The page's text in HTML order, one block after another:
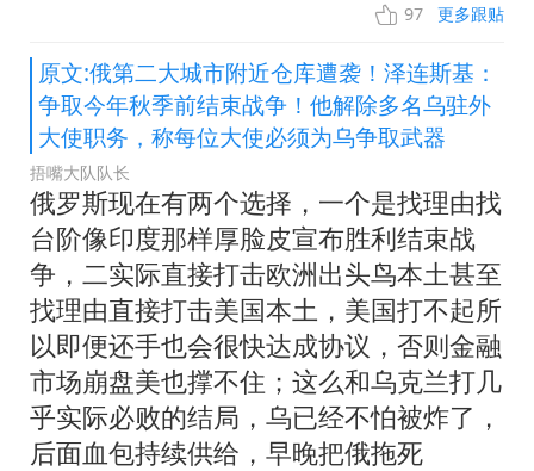
97 更多跟贴
原文:俄第二大城市附近仓库遭袭！泽连斯基：
争取今年秋季前结束战争！他解除多名乌驻外
大使职务，称每位大使必须为乌争取武器
捂嘴大队队长
俄罗斯现在有两个选择，一个是找理由找
台阶像印度那样厚脸皮宣布胜利结束战
争，二实际直接打击欧洲出头鸟本土甚至
找理由直接打击美国本土，美国打不起所
以即便还手也会很快达成协议，否则金融
市场崩盘美也撑不住；这么和乌克兰打几
乎实际必败的结局，乌已经不怕被炸了，
后面血包持续供给，早晚把俄拖死